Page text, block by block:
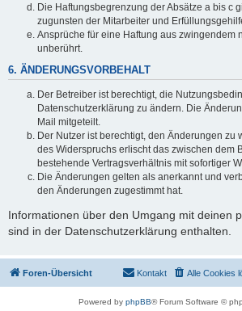
Die Haftungsbegrenzung der Absätze a bis c
zugunsten der Mitarbeiter und
Ansprüche für eine Haftung aus zwingendem
unberührt.
6. ÄNDERUNGSVORBEHALT
Der Betreiber ist berechtigt, die
Datenschutzerklärung zu ändern. Die
Mail mitgeteilt.
Der Nutzer ist berechtigt, den Änderungen zu
des Widerspruchs erlischt das zwischen dem
bestehende Vertragsverhältnis mit sofortiger
Die Änderungen gelten als anerkannt und
den Änderungen zugestimmt hat.
Informationen über den Umgang mit deinen
sind in der Datenschutzerklärung enthalten.
Foren-Übersicht Alle Cookies
Kontakt
Powered by phpBB® Forum Software ©